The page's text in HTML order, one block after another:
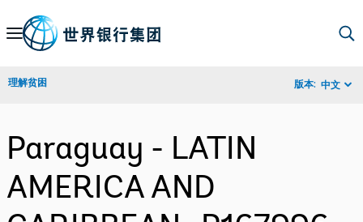
Skip
Navigation
理解贫困 版本: 中文
Paraguay - LATIN
AMERICA AND